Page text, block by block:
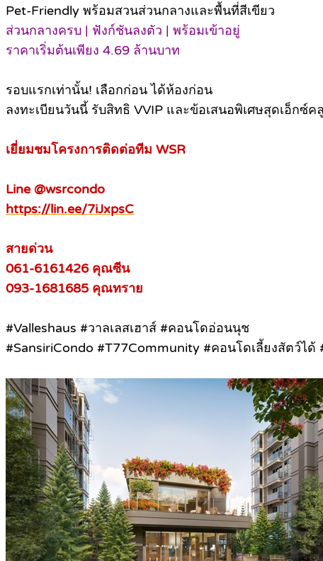
Pet-Friendly พร้อมสวนส่วนกลางและพื้นที่สีเขียว
ส่วนกลางครบ | ฟังก์ชันลงตัว | พร้อมเข้าอยู่
ราคาเริ่มต้นเพียง 4.69 ล้านบาท
รอบแรกเท่านั้น! เลือกก่อน ได้ห้องก่อน
ลงทะเบียนวันนี้ รับสิทธิ VVIP และข้อเสนอพิเศษสุดเอ็กซ์ค
เยี่ยมชมโครงการติดต่อทีม WSR
Line @wsrcondo
https://lin.ee/7iJxpsC
สายด่วน
061-6161426 คุณซีน
093-1681685 คุณทราย
#Valleshaus #วาลเลสเฮาส์ #คอนโดอ่อนนุช
#SansiriCondo #T77Community #คอนโดเลี้ยงสัตว์ไ